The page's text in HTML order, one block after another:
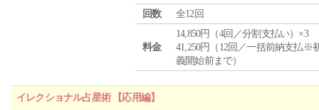
回数
全12回
料金
14,850円（4回／分割支払い）×3
41,250円（12回／一括前納支払※
義開始前まで）
イレクショナル占星術 【応用編】